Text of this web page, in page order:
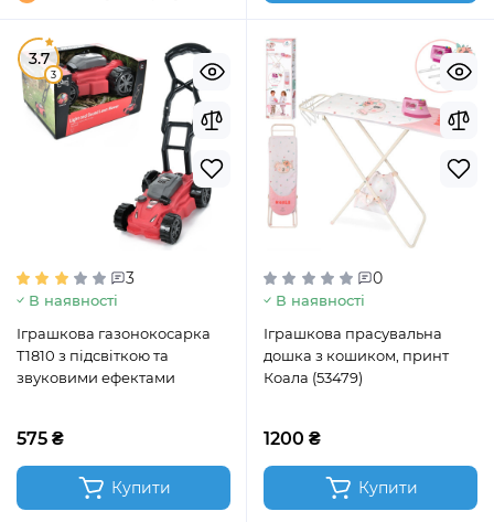
3.7
3
3
В наявності
Іграшкова газонокосарка
T1810 з підсвіткою та
звуковими ефектами
575 ₴
Купити
0
В наявності
Іграшкова прасувальна
дошка з кошиком, принт
Коала (53479)
1200 ₴
Купити